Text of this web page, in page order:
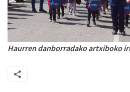
Haurren danborradako artxiboko